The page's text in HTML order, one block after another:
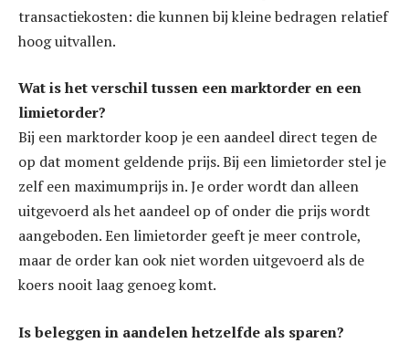
transactiekosten: die kunnen bij kleine bedragen relatief
hoog uitvallen.
Wat is het verschil tussen een marktorder en een
limietorder?
Bij een marktorder koop je een aandeel direct tegen de
op dat moment geldende prijs. Bij een limietorder stel je
zelf een maximumprijs in. Je order wordt dan alleen
uitgevoerd als het aandeel op of onder die prijs wordt
aangeboden. Een limietorder geeft je meer controle,
maar de order kan ook niet worden uitgevoerd als de
koers nooit laag genoeg komt.
Is beleggen in aandelen hetzelfde als sparen?